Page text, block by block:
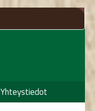
Yhteystiedot